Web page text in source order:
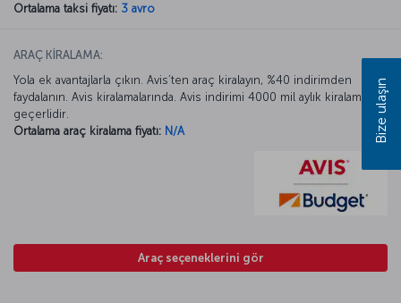
Ortalama taksi fiyatı: 3 avro
ARAÇ KİRALAMA:
Yola ek avantajlarla çıkın. Avis’ten araç kiralayın, %40 indirimden
faydalanın. Avis kiralamalarında. Avis indirimi 4000 mil aylık kiralamada
geçerlidir.
Ortalama araç kiralama fiyatı: N/A
Araç seçeneklerini gör
Bize ulaşın